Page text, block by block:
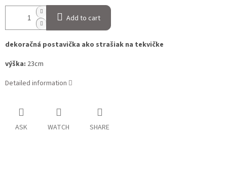
Add to cart
dekoračná postavička ako strašiak na tekvičke
výška: 23cm
Detailed information
ASK WATCH SHARE